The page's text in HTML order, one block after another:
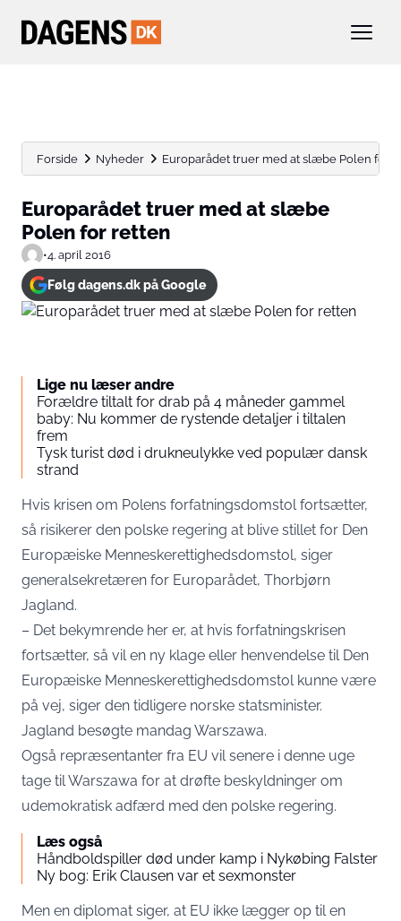
Forside Nyheder Europarådet truer med at slæbe Polen for
Europarådet truer med at slæbe
Polen for retten
•4. april 2016
Følg dagens.dk på Google
Lige nu læser andre
Forældre tiltalt for drab på 4 måneder gammel
baby: Nu kommer de rystende detaljer i tiltalen
frem
Tysk turist død i drukneulykke ved populær dansk
strand
Hvis krisen om Polens forfatningsdomstol fortsætter,
så risikerer den polske regering at blive stillet for Den
Europæiske Menneskerettighedsdomstol, siger
generalsekretæren for Europarådet, Thorbjørn
Jagland.
– Det bekymrende her er, at hvis forfatningskrisen
fortsætter, så vil en ny klage eller henvendelse til Den
Europæiske Menneskerettighedsdomstol kunne være
på vej, siger den tidligere norske statsminister.
Jagland besøgte mandag Warszawa.
Også repræsentanter fra EU vil senere i denne uge
tage til Warszawa for at drøfte beskyldninger om
udemokratisk adfærd med den polske regering.
Læs også
Håndboldspiller død under kamp i Nykøbing Falster
Ny bog: Erik Clausen var et sexmonster
Men en diplomat siger, at EU ikke lægger op til en